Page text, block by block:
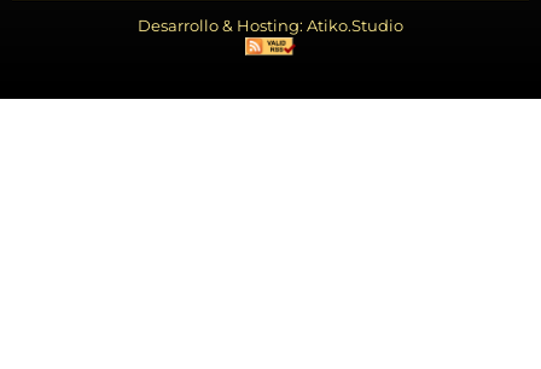
Desarrollo & Hosting: Atiko.Studio